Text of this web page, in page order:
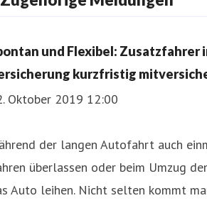
und Flexibel: Zusatzfahrer
kurzfristig
Oktober 2019 12:00
der langen Autofahrt auch
überlassen oder beim Umzug
Auto leihen. Nicht selten kommt